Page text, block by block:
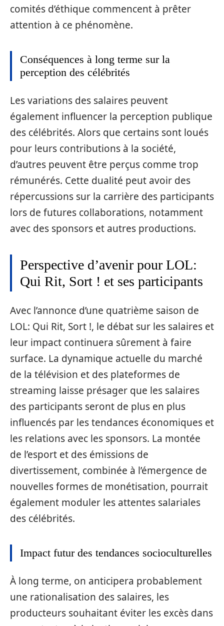
comités d’éthique commencent à prêter
attention à ce phénomène.
Conséquences à long terme sur la
perception des célébrités
Les variations des salaires peuvent
également influencer la perception publique
des célébrités. Alors que certains sont loués
pour leurs contributions à la société,
d’autres peuvent être perçus comme trop
rémunérés. Cette dualité peut avoir des
répercussions sur la carrière des participants
lors de futures collaborations, notamment
avec des sponsors et autres productions.
Perspective d’avenir pour LOL:
Qui Rit, Sort ! et ses participants
Avec l’annonce d’une quatrième saison de
LOL: Qui Rit, Sort !, le débat sur les salaires et
leur impact continuera sûrement à faire
surface. La dynamique actuelle du marché
de la télévision et des plateformes de
streaming laisse présager que les salaires
des participants seront de plus en plus
influencés par les tendances économiques et
les relations avec les sponsors. La montée
de l’esport et des émissions de
divertissement, combinée à l’émergence de
nouvelles formes de monétisation, pourrait
également moduler les attentes salariales
des célébrités.
Impact futur des tendances socioculturelles
À long terme, on anticipera probablement
une rationalisation des salaires, les
producteurs souhaitant éviter les excès dans